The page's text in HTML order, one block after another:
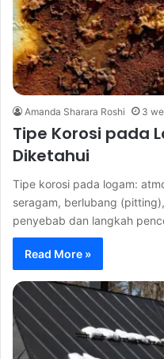
Amanda Sharara Roshi 3
Tipe Korosi pada
Diketahui
Tipe korosi pada logam:
seragam, berlubang
penyebab dan langkah
Read More »